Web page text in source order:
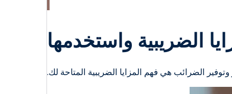
الضريبية واستخدمها
الضرائب هي فهم المزايا الضريبية المتاحة لك.